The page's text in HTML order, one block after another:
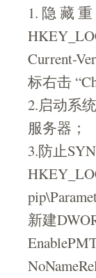
1.隐藏
Current-
标右击
2.启动系
服务器；
3.防止
新建